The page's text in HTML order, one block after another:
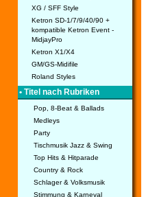
XG / SFF Style
Ketron SD-1/7/9/40/90 +
kompatible Ketron Event -
MidjayPro
Ketron X1/X4
GM/GS-Midifile
Roland Styles
• Titel nach Rubriken
Pop, 8-Beat & Ballads
Medleys
Party
Tischmusik Jazz & Swing
Top Hits & Hitparade
Country & Rock
Schlager & Volksmusik
Stimmung & Karneval